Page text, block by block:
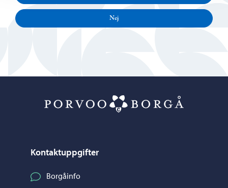
Nej
Kontaktuppgifter
Borgåinfo